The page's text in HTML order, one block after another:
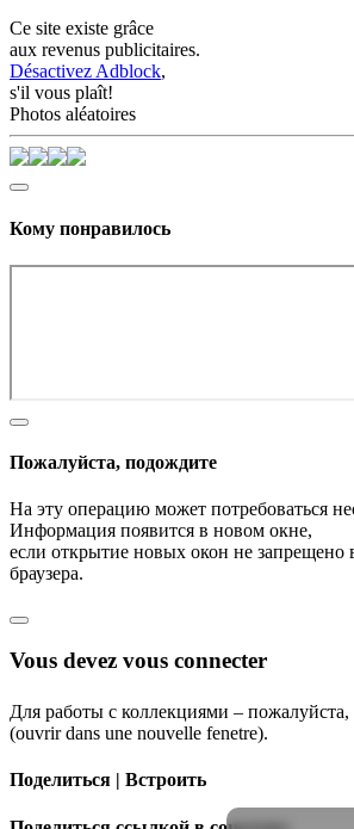
Ce site existe grâce
aux revenus publicitaires.
Désactivez Adblock,
s'il vous plaît!
Photos aléatoires
Кому понравилось
Пожалуйста, подождите
На эту операцию может потребоваться
Информация появится в новом окне,
если открытие новых окон не запрещено
браузера.
Vous devez vous connecter
Для работы с коллекциями – пожалуйста,
(ouvrir dans une nouvelle fenetre).
Поделиться | Встроить